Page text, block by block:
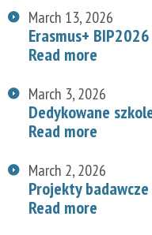
March 13, 2026
Erasmus+
Read more
March 3, 2026
Dedykowane
Read more
March 2, 2026
Projekty
Read more